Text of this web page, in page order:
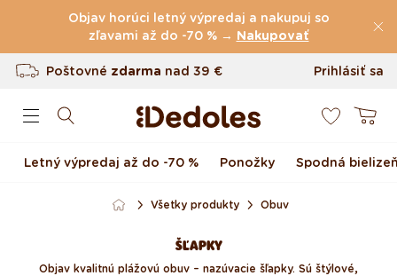
Preskočiť na obsah
Objav horúci letný výpredaj a nakupuj so
zľavami až do -70 % → Nakupovať
Poštovnézdarma nad39 €
Vrátenie tovaru až do 100 dní
Originálny dizajn navrhnutý u nás
Prihlásiť sa
Košík
Letný výpredaj až do -70 % Ponožky Spodná
Všetky produkty Obuv
ŠĽAPKY
Objav kvalitnú plážovú obuv – nazúvacie šľapky. Sú štýlové,